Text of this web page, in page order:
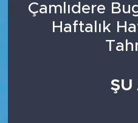
Çamlıdere
Haftalık
ŞU
FİNANS
Süper Lig Puan
Tüm Manşetler
Son Dakika